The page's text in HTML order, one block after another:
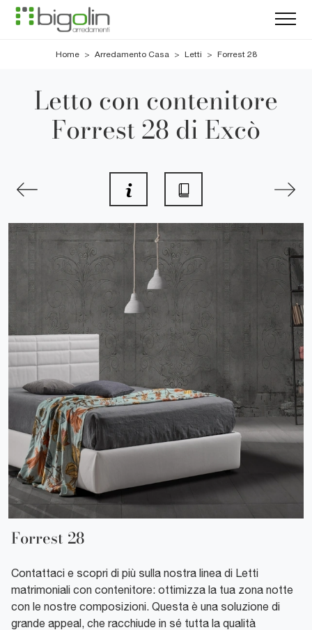
Home > Arredamento Casa > Letti > Forrest 28
Letto con contenitore
Forrest 28 di Excò
Forrest 28
Contattaci e scopri di più sulla nostra linea di Letti
matrimoniali con contenitore: ottimizza la tua zona notte
con le nostre composizioni. Questa è una soluzione di
grande appeal, che racchiude in sé tutta la qualità